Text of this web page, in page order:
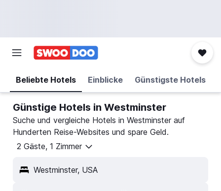
Beliebte Hotels Einblicke Günstigste Hotels
Günstige Hotels in Westminster
Suche und vergleiche Hotels in Westminster auf
Hunderten Reise-Websites und spare Geld.
2 Gäste, 1 Zimmer
Westminster, USA